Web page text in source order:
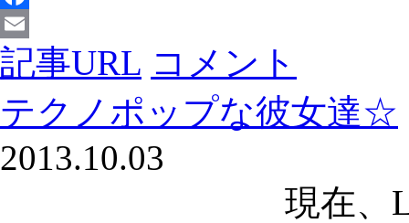
Facebook
Email
記事URL コメント
テクノポップな彼女達☆
2013.10.03
現在、